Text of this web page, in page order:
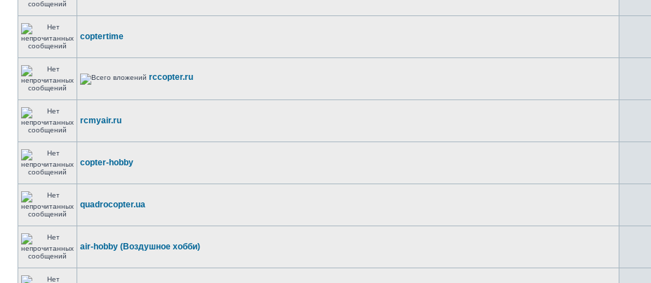
coptertime
rccopter.ru
rcmyair.ru
copter-hobby
quadrocopter.ua
air-hobby (Воздушное хобби)